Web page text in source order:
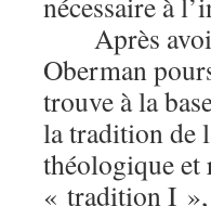
Après
Oberman
trouve à la
la tradition de
théologique et
« tradition I »,